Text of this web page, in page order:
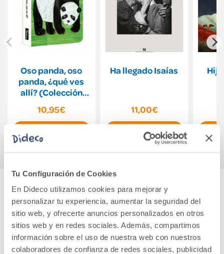
Tu Configuración de Cookies
En Dideco utilizamos cookies para mejorar y
personalizar tu experiencia, aumentar la seguridad del
sitio web, y ofrecerte anuncios personalizados en otros
sitios web y en redes sociales. Además, compartimos
información sobre el uso de nuestra web con nuestros
colaboradores de confianza de redes sociales, publicidad
Oso panda, oso
panda, ¿qué ves
allí? (Colección
10,95€
Ha llegado Isaías
11,00€
Comprar
Cuéntanos tu opinión
¡Sé el primero en valorar este producto!